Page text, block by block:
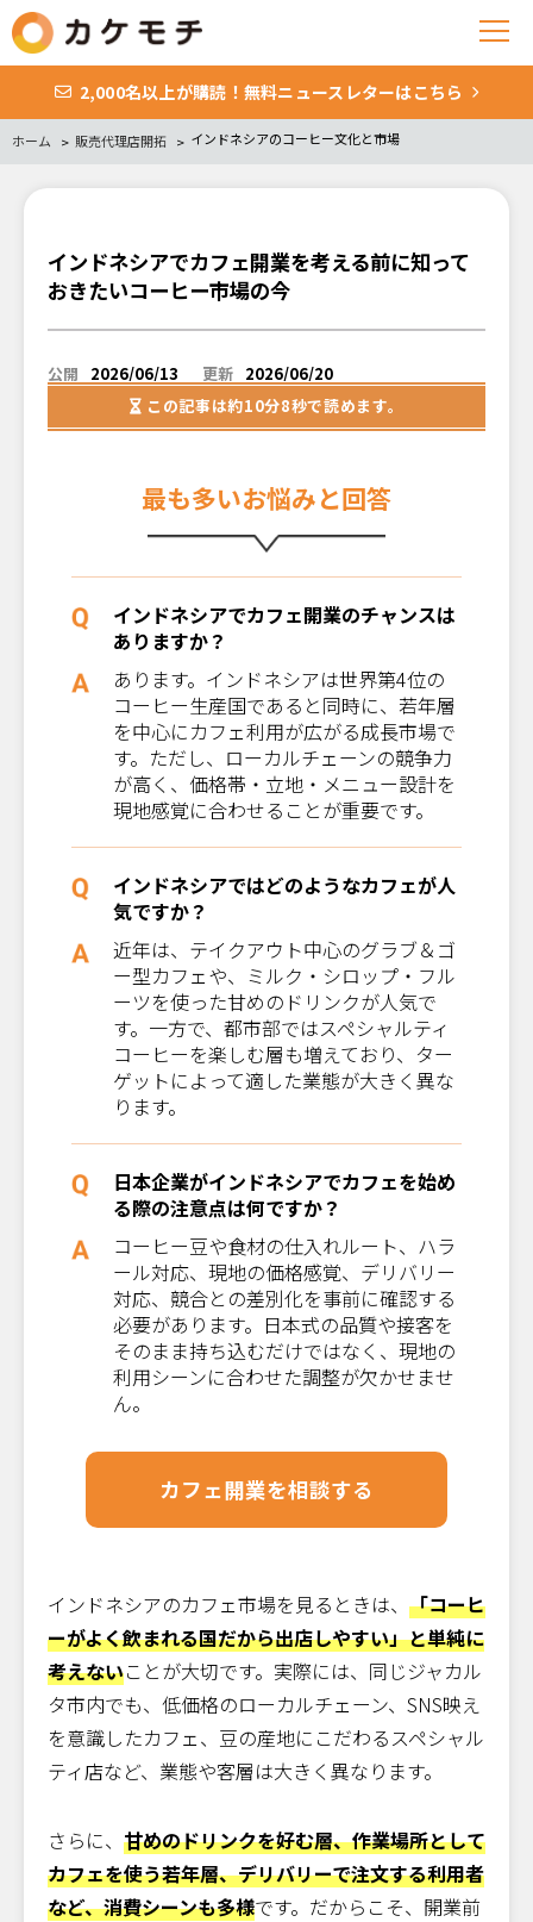
2,000名以上が購読！無料ニュースレターはこちら
ホーム 販売代理店開拓 インドネシアのコーヒー文化と市場
インドネシアでカフェ開業を考える前に知って
おきたいコーヒー市場の今
公開 2026/06/13 更新 2026/06/20
この記事は約10分8秒で読めます。
最も多いお悩みと回答
インドネシアでカフェ開業のチャンスは
ありますか？
あります。インドネシアは世界第4位の
コーヒー生産国であると同時に、若年層
を中心にカフェ利用が広がる成長市場で
す。ただし、ローカルチェーンの競争力
が高く、価格帯・立地・メニュー設計を
現地感覚に合わせることが重要です。
インドネシアではどのようなカフェが人
気ですか？
近年は、テイクアウト中心のグラブ＆ゴ
ー型カフェや、ミルク・シロップ・フル
ーツを使った甘めのドリンクが人気で
す。一方で、都市部ではスペシャルティ
コーヒーを楽しむ層も増えており、ター
ゲットによって適した業態が大きく異な
ります。
日本企業がインドネシアでカフェを始め
る際の注意点は何ですか？
コーヒー豆や食材の仕入れルート、ハラ
ール対応、現地の価格感覚、デリバリー
対応、競合との差別化を事前に確認する
必要があります。日本式の品質や接客を
そのまま持ち込むだけではなく、現地の
利用シーンに合わせた調整が欠かせませ
ん。
カフェ開業を相談する
インドネシアのカフェ市場を見るときは、 「コーヒ
ーがよく飲まれる国だから出店しやすい」と単純に
考えないことが大切です。実際には、同じジャカル
タ市内でも、低価格のローカルチェーン、SNS映え
を意識したカフェ、豆の産地にこだわるスペシャル
ティ店など、業態や客層は大きく異なります。
さらに、 甘めのドリンクを好む層、作業場所として
カフェを使う若年層、デリバリーで注文する利用者
など、消費シーンも多様です。だからこそ、開業前